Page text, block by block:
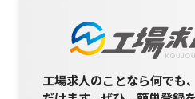
工場求人のことなら何でも